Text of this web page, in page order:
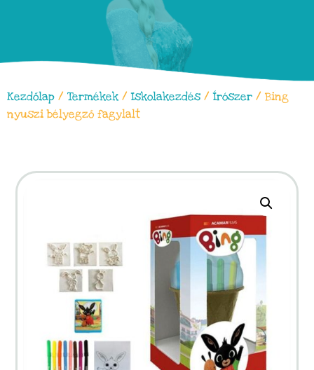
Kezdőlap / Termékek /Iskolakezdés /Írószer / Bing
nyuszi bélyegző fagylalt